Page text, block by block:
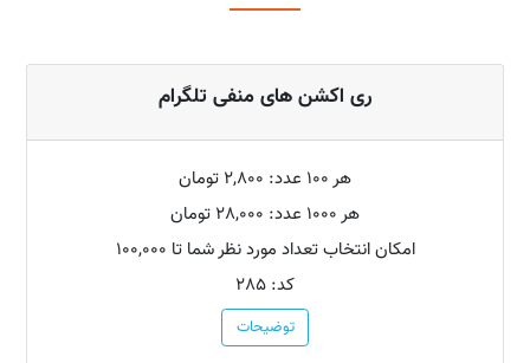
ری اکشن های منفی تلگرام
هر 100 عدد: 2,800 تومان
هر 1000 عدد: 28,000 تومان
امکان انتخاب تعداد مورد نظر شما تا 100,000
کد: 285
توضیحات